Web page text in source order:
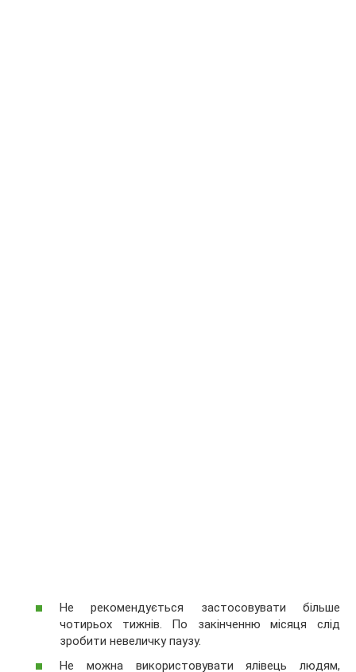
Не рекомендується застосовувати більше
чотирьох тижнів. По закінченню місяця слід
зробити невеличку паузу.
Не можна використовувати ялівець людям,